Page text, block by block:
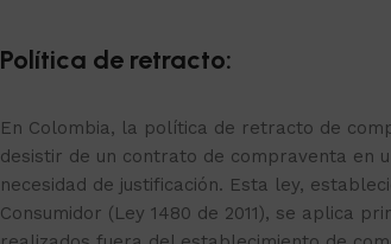
Política de retracto:
En Colombia, la política de retracto de
desistir de un contrato de compraventa en
necesidad de justificación. Esta ley,
Consumidor (Ley 1480 de 2011), se aplica